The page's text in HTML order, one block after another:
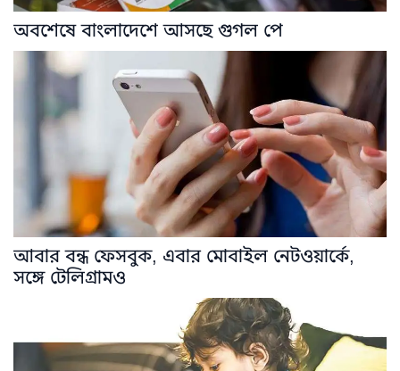
অবশেষে বাংলাদেশে আসছে গুগল পে
আবার বন্ধ ফেসবুক, এবার মোবাইল নেটওয়ার্কে,
সঙ্গে টেলিগ্রামও